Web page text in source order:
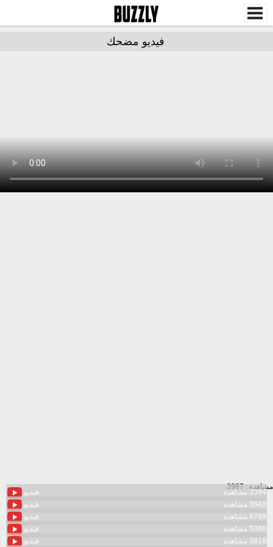
فيديو مضحك
مشاهدة : 3987
فيديو
3394 مشاهدة
فيديو
3643 مشاهدة
فيديو
8789 مشاهدة
فيديو
5366 مشاهدة
فيديو
3816 مشاهدة